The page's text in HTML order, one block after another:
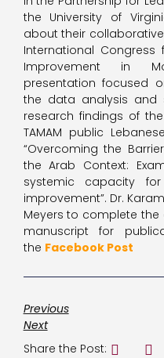
the University of
about their
International Congress
Improvement in
presentation focused
the data analysis and
research findings of
TAMAM public
“Overcoming the
the Arab Context:
systemic capacity
improvement”. Dr.
Meyers to complete
manuscript for
the Facebook Post
Previous
Next
Share the Post: